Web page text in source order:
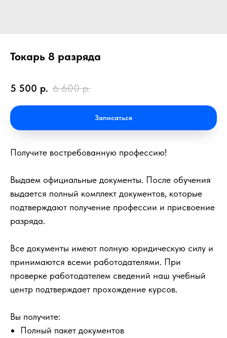
Токарь 8 разряда
5 500 р. 6 600 р.
Записаться
Получите востребованную профессию!
Выдаем официальные документы. После обучения
выдается полный комплект документов, которые
подтверждают получение профессии и присвоение
разряда.
Все документы имеют полную юридическую силу и
принимаются всеми работодателями. При
проверке работодателем сведений наш учебный
центр подтверждает прохождение курсов.
Вы получите:
Полный пакет документов